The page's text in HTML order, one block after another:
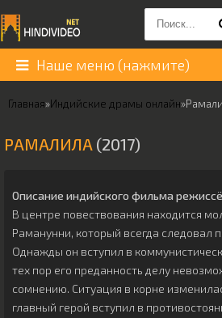
Наше меню (нажмите)
Главная»Индийские драмы онлайн»
РАМАЛИЛА (2017)
Описание индийского фильма
В центре повествования находится
Раманунни, который всегда следовал
Однажды он вступил в
тех пор его преданность делу
сомнению. Ситуация в корне
главный герой вступил в